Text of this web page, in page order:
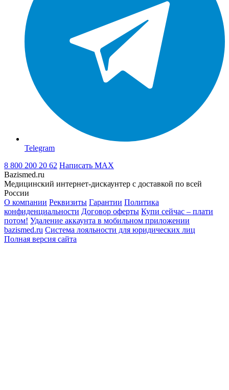
Telegram
8 800 200 20 62 Написать MAX
Bazismed.ru
Медицинский интернет-дискаунтер с доставкой по всей
России
О компании Реквизиты Гарантии Политика
конфиденциальности Договор оферты Купи сейчас – плати
потом! Удаление аккаунта в мобильном приложении
bazismed.ru Система лояльности для юридических лиц
Полная версия сайта